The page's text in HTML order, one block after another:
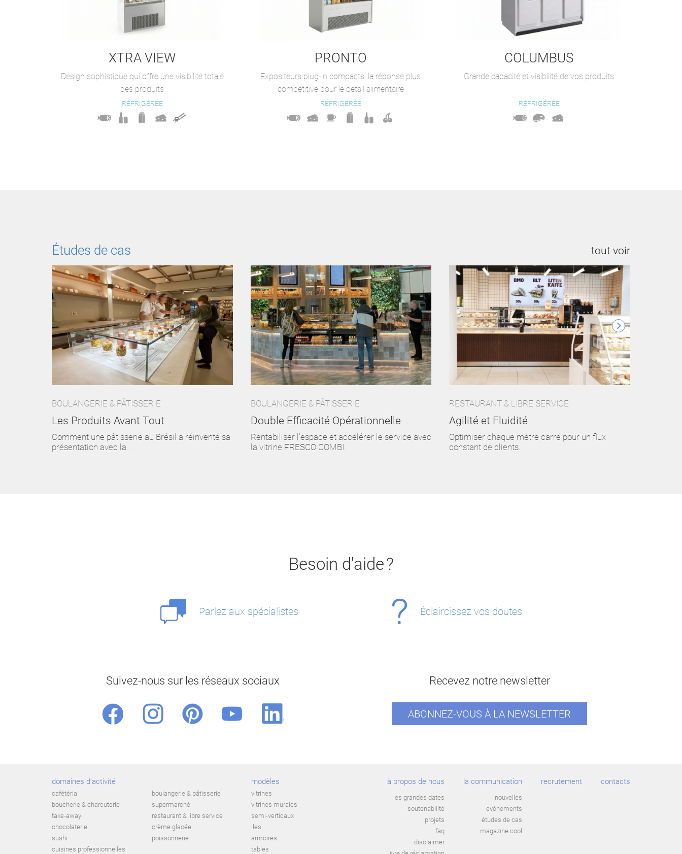
XTRA VIEW
Design sophistiqué qui offre une visibilité totale
des produits
RÉFRIGÉRÉE
PRONTO
Expositeurs plug-in compacts, la réponse plus
compétitive pour le détail alimentaire
RÉFRIGÉRÉE
COLUMBUS
Grande capacité et visibilité de vos produits
RÉFRIGÉRÉE
Études de cas tout voir
BOULANGERIE & PÂTISSERIE
Les Produits Avant Tout
Comment une pâtisserie au Brésil a réinventé sa
présentation avec la...
BOULANGERIE & PÂTISSERIE
Double Efficacité Opérationnelle
Rentabiliser l'espace et accélérer le service avec
la vitrine FRESCO COMBI.
RESTAURANT & LIBRE SERVICE
Agilité et Fluidité
Optimiser chaque mètre carré pour un flux
constant de clients.
Besoin d'aide ?
Parlez aux spécialistes Éclaircissez vos doutes
Suivez-nous sur les réseaux sociaux Recevez notre newsletter
ABONNEZ-VOUS À LA NEWSLETTER
domaines d'activité
cafétéria
boulangerie & pâtisserie
boucherie & charcuterie
supermarché
take-away
restaurant & libre service
chocolaterie
crème glacée
sushi
poissonnerie
cuisines professionnelles
modèles
vitrines
vitrines murales
semi-verticaux
iles
armoires
tables
à propos de nous
les grandes dates
soutenabilité
projets
faq
disclaimer
la communication
nouvelles
evènements
études de cas
magazine cool
recrutement contacts